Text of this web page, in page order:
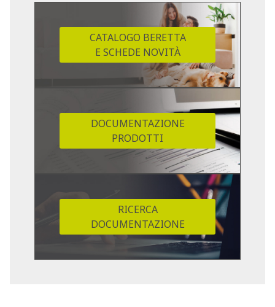
CATALOGO BERETTA
E SCHEDE NOVITÀ
DOCUMENTAZIONE
PRODOTTI
RICERCA
DOCUMENTAZIONE